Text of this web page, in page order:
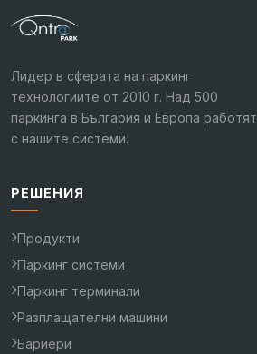
Лидер в сферата на паркинг
технологиите от 2010 г. Над 500
паркинга в България и Европа работят
с нашите системи.
РЕШЕНИЯ
Продукти
Паркинг системи
Паркинг терминали
Разплащателни машини
Бариери